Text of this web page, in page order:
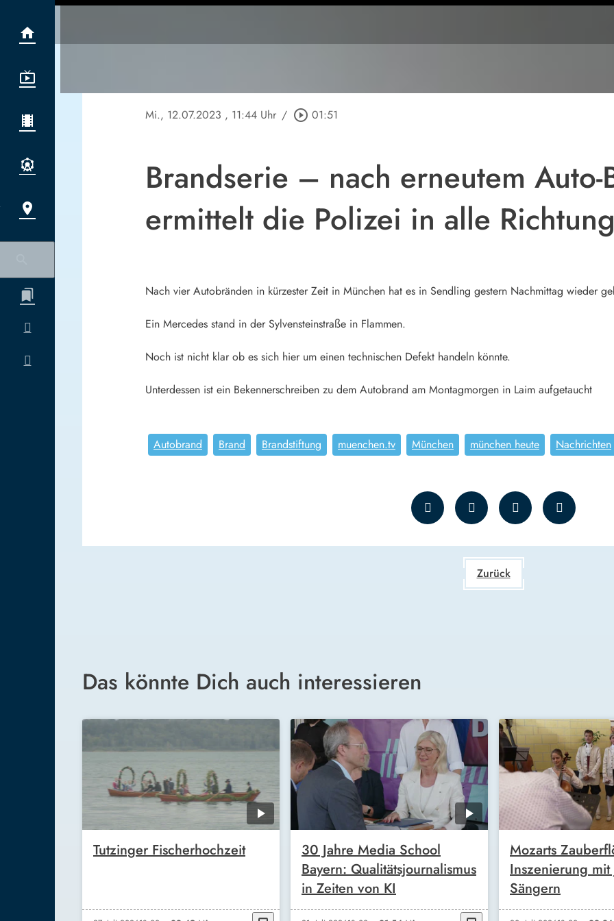
Mi., 12.07.2023 , 11:44 Uhr / play_circle_outline 01:51
Brandserie – nach erneutem
ermittelt die Polizei in alle
Nach vier Autobränden in kürzester Zeit in München hat es in Sendling gestern Nachmittag wieder
Ein Mercedes stand in der Sylvensteinstraße in Flammen.
Noch ist nicht klar ob es sich hier um einen technischen Defekt handeln könnte.
Unterdessen ist ein Bekennerschreiben zu dem Autobrand am Montagmorgen in Laim aufgetaucht
Autobrand Brand Brandstiftung muenchen.tv München münchen heute Nachrichten
Zurück
Das könnte Dich auch interessieren
Tutzinger Fischerhochzeit
30 Jahre Media School
Bayern: Qualitätsjournalismus
in Zeiten von KI
Mozarts
Inszenierung
Sängern